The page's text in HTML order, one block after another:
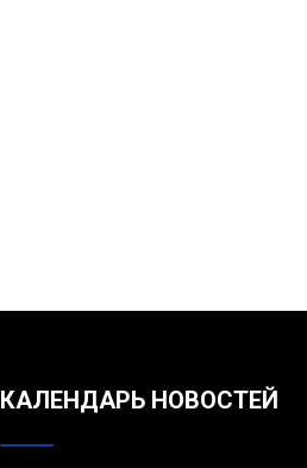
КАЛЕНДАРЬ НОВОСТЕЙ